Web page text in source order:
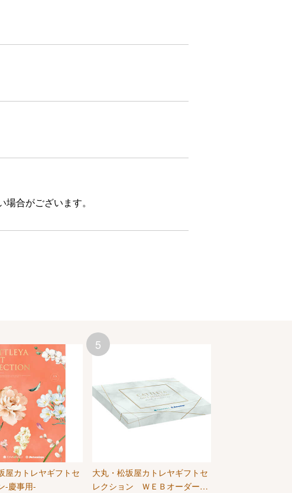
合がございます。
屋カトレヤギフトセ
-慶事用-
大丸・松坂屋カトレヤギフトセ
レクション ＷＥＢオーダーカ
5